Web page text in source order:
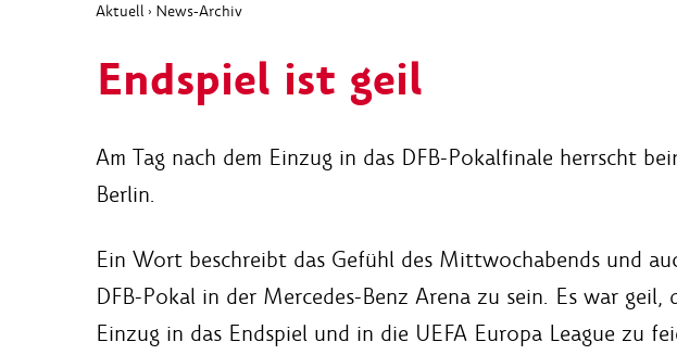
Aktuell › News-Archiv
Endspiel ist geil
Am Tag nach dem Einzug in das DFB-Pokalfinale herrscht
Berlin.
Ein Wort beschreibt das Gefühl des Mittwochabends und
DFB-Pokal in der Mercedes-Benz Arena zu sein. Es war
Einzug in das Endspiel und in die UEFA Europa League zu